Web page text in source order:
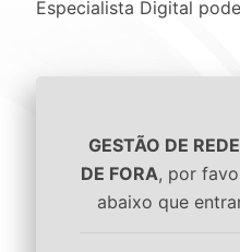
Especialista Digital
GESTÃO DE
DE FORA, por
abaixo que